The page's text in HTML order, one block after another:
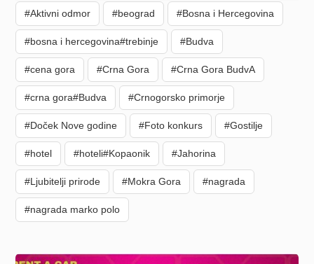
#Aktivni odmor #beograd #Bosna i Hercegovina
#bosna i hercegovina#trebinje #Budva
#cena gora #Crna Gora #Crna Gora BudvA
#crna gora#Budva #Crnogorsko primorje
#Doček Nove godine #Foto konkurs #Gostilje
#hotel #hoteli#Kopaonik #Jahorina
#Ljubitelji prirode #Mokra Gora #nagrada
#nagrada marko polo